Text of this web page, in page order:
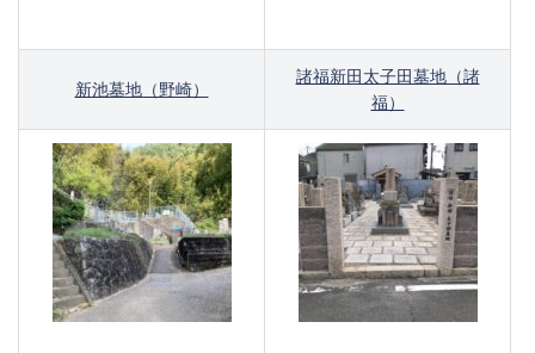
新池墓地（野崎）
諸福新田太子田墓地（諸
福）